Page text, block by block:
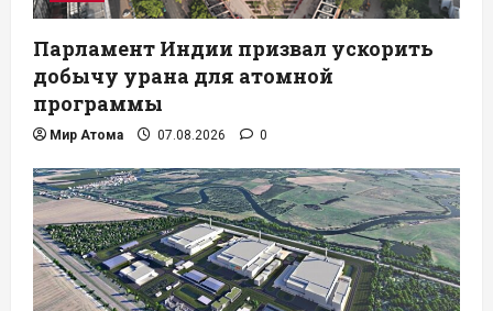
Парламент Индии призвал ускорить
добычу урана для атомной
программы
Мир Атома 07.08.2026 0